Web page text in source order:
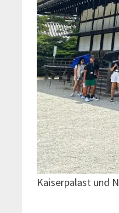
Kaiserpalast und